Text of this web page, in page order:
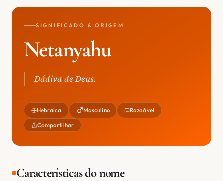
SIGNIFICADO & ORIGEM
Netanyahu
Dádiva de Deus.
Hebraica Masculino Razoável
Compartilhar
Características do nome